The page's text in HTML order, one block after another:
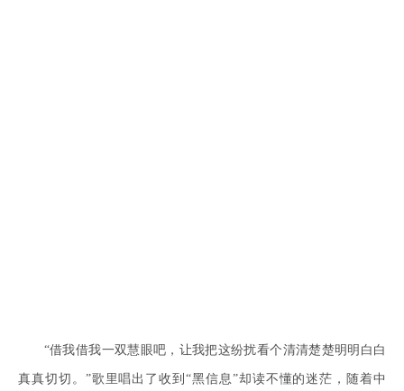
“借我借我一双慧眼吧，让我把这纷扰看个清清楚楚明明白白
真真切切。”歌里唱出了收到“黑信息”却读不懂的迷茫，随着中